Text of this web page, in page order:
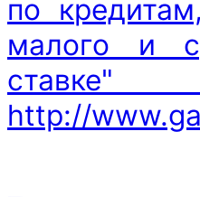
по
малого и
http://